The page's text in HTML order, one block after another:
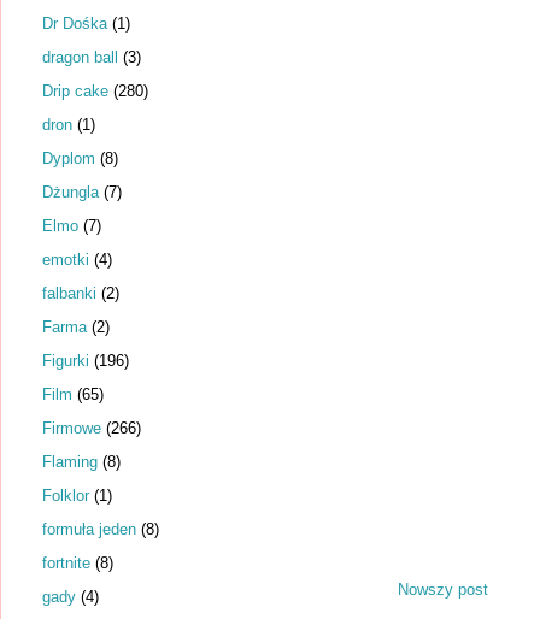
Nowszy post
Dr Dośka (1)
dragon ball (3)
Drip cake (280)
dron (1)
Dyplom (8)
Dżungla (7)
Elmo (7)
emotki (4)
falbanki (2)
Farma (2)
Figurki (196)
Film (65)
Firmowe (266)
Flaming (8)
Folklor (1)
formuła jeden (8)
fortnite (8)
gady (4)